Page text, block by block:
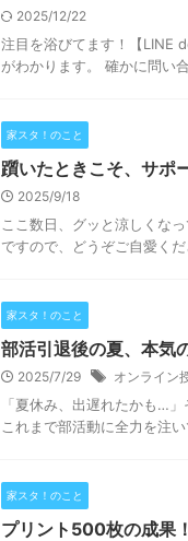
2025/12/22
注目を浴びてます！【LINE
がわかります。 確かに問い
家スタ！のこと
躓いたときこそ、サポ
2025/9/18
ここ数日、グッと涼しくな
ですので、どうぞご自愛く
家スタ！のこと
部活引退後の夏、本気
2025/7/29 オンライン
「夏休み、出遅れたかも…
これまで部活動に全力を注
家スタ！のこと
プリント500枚の成果